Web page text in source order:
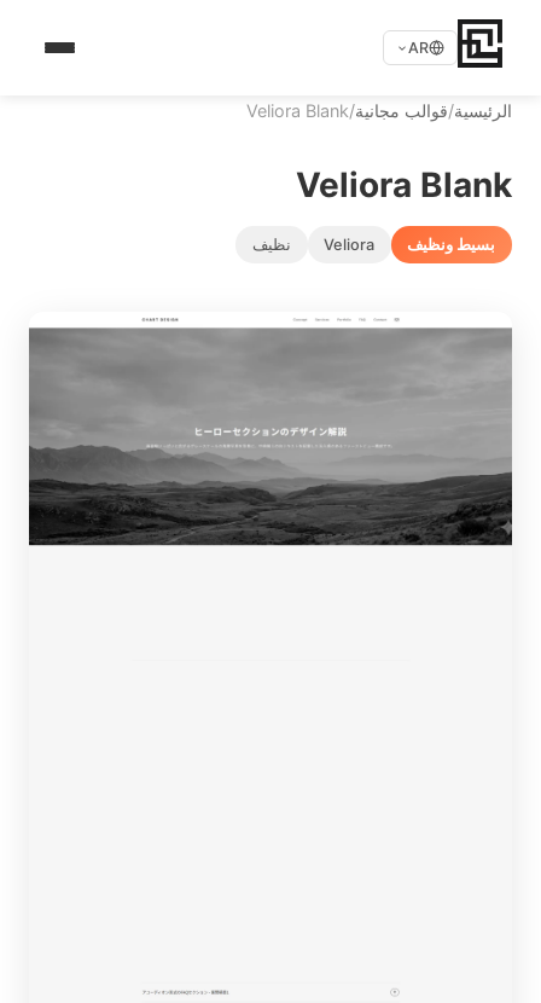
AR
الرئيسية/قوالب مجانية/
Veliora Blank
Veliora Blank
بسيط ونظيف Veliora نظيف